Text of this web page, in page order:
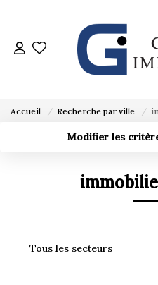
Accueil Recherche par ville
Modifier les
Tous les secteurs